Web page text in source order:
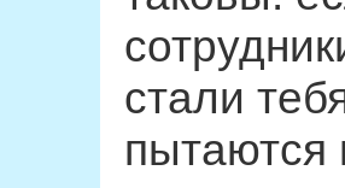
стали
пытаются